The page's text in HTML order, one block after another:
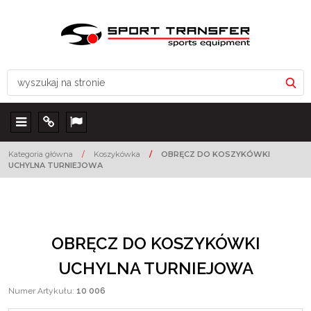
Menu Info Lang
Kategoria główna / Koszykówka /
OBRĘCZ DO KOSZYKÓWKI
UCHYLNA TURNIEJOWA
OBRĘCZ DO KOSZYKÓWKI
UCHYLNA TURNIEJOWA
Numer Artykułu: 10 006